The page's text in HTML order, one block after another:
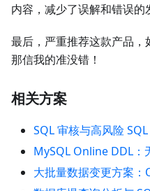
内容，减少了误解和错误的
最后，严重推荐这款产品，
那信我的准没错！
相关方案
SQL 审核与高风险
MySQL Online DDL：
大批量数据变更方案